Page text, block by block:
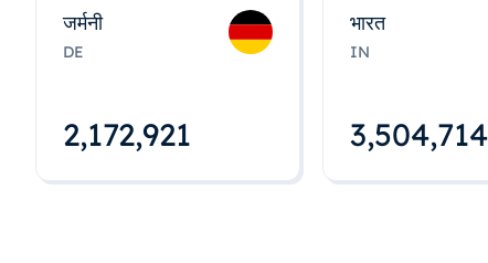
जर्मनी
DE
2,172,922
भारत
IN
3,504,715